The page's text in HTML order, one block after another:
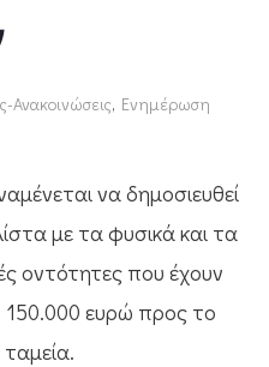
Ανακοινώσεις, Ενημέρωση
να δημοσιευθεί
με τα φυσικά και τα
οντότητες που έχουν
ευρώ προς το